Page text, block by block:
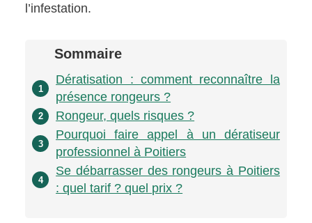
l’infestation.
Sommaire
1
Dératisation : comment reconnaître la
présence rongeurs ?
2 Rongeur, quels risques ?
3
Pourquoi faire appel à un dératiseur
professionnel à Poitiers
4
Se débarrasser des rongeurs à Poitiers
: quel tarif ? quel prix ?